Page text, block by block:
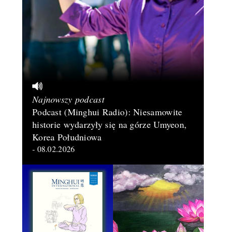
Najnowszy podcast
Podcast (Minghui Radio): Niesamowite
historie wydarzyły się na górze Umyeon,
Korea Południowa
- 08.02.2026